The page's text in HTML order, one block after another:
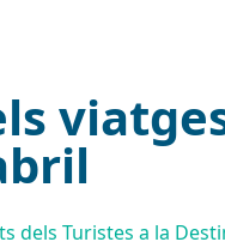
Turistes a la